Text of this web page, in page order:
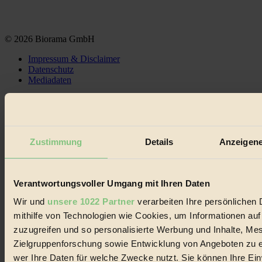
Zustimmung Details
Verantwortungsvoller Umgang mit Ihren Daten
Wir und unsere 1022 Partner verarbeiten Ihre persönlichen
mithilfe von Technologien wie Cookies, um Informationen
zuzugreifen und so personalisierte Werbung und Inhalte,
Zielgruppenforschung sowie Entwicklung von Angeboten zu
wer Ihre Daten für welche Zwecke nutzt. Sie können Ihre
© 2026 Biorama GmbH
Impressum & Disclaimer
Datenschutz
Mediadaten
Biorama steht für einen nachhaltigen Lebensstil und bewussten
alternativer Energien.
Social Media
3.415 Follower auf Twitter
Themen